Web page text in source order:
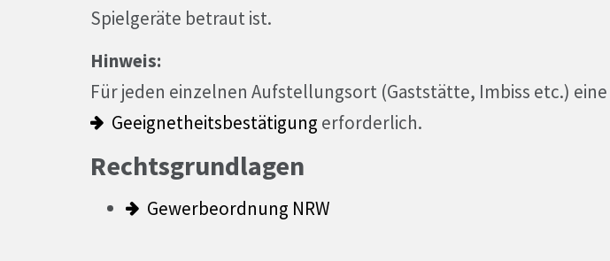
Spielgeräte betraut ist.
Hinweis:
Für jeden einzelnen Aufstellungsort (Gaststätte, Imbiss etc.) eine
Geeignetheitsbestätigung erforderlich.
Rechtsgrundlagen
Gewerbeordnung NRW